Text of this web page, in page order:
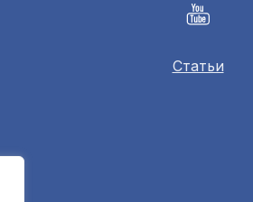
Статьи